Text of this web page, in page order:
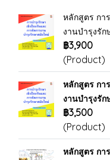
หลักสูตร กา
งานบำรุงรัก
฿3,900
(Product)
หลักสูตร กา
งานบำรุงรั
฿3,500
(Product)
หลักสูตร กา